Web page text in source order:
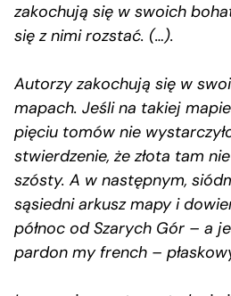
zakochują się w swoich
się z nimi rozstać. (…).
Autorzy zakochują się w
mapach. Jeśli na takiej
pięciu tomów nie
stwierdzenie, że złota tam
szósty. A w następnym,
sąsiedni arkusz mapy i
północ od Szarych Gór – a
pardon my french –